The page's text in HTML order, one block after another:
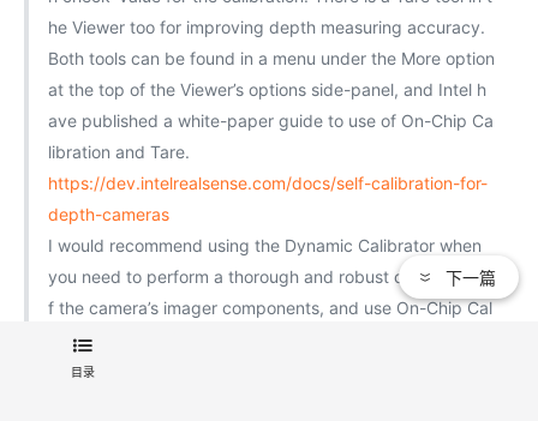
he Viewer too for improving depth measuring accuracy.
Both tools can be found in a menu under the More option
at the top of the Viewer’s options side-panel, and Intel h
ave published a white-paper guide to use of On-Chip Ca
libration and Tare.
https://dev.intelrealsense.com/docs/self-calibration-for-
depth-cameras
I would recommend using the Dynamic Calibrator when
you need to perform a thorough and robust calibration o
f the camera’s imager components, and use On-Chip Cal
ibration for more regular checks.
There is also the option of testing depth image quality a
目录
下一篇